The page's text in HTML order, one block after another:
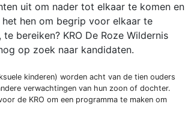
uit om nader tot elkaar te komen en
hen om begrip voor elkaar te
bereiken? KRO De Roze Wildernis
op zoek naar kandidaten.
kinderen) worden acht van de tien ouders
verwachtingen van hun zoon of dochter.
de KRO om een programma te maken om